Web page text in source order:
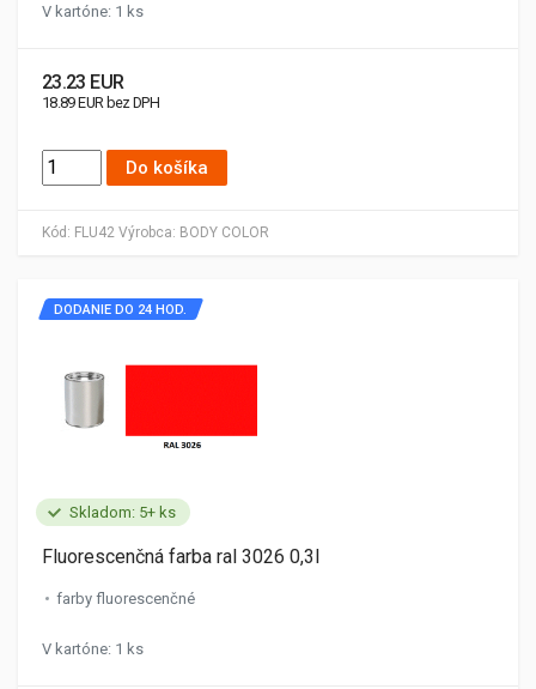
Kód: FLU42 Výrobca: BODY COLOR
V kartóne: 1 ks
23.23 EUR
18.89 EUR bez DPH
Do košíka
Skladom: 5+ ks
DODANIE DO 24 HOD.
Fluorescenčná farba ral 3026 0,3l
farby fluorescenčné
V kartóne: 1 ks